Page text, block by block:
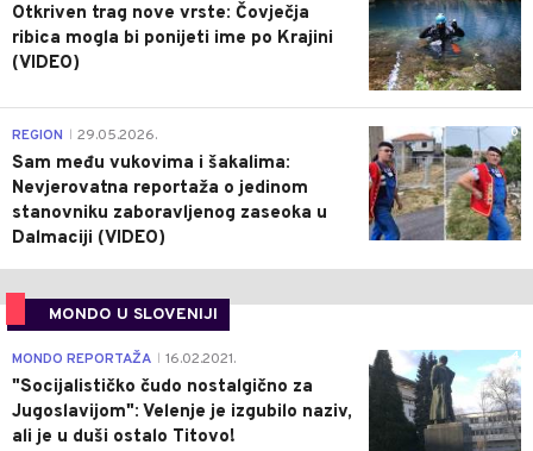
Otkriven trag nove vrste: Čovječja
ribica mogla bi ponijeti ime po Krajini
(VIDEO)
0
REGION 29.05.2026.
Sam među vukovima i šakalima:
Nevjerovatna reportaža o jedinom
stanovniku zaboravljenog zaseoka u
Dalmaciji (VIDEO)
MONDO U SLOVENIJI
4
MONDO REPORTAŽA 16.02.2021.
"Socijalističko čudo nostalgično za
Jugoslavijom": Velenje je izgubilo naziv,
ali je u duši ostalo Titovo!